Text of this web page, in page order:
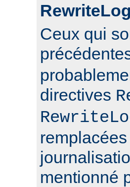
RewriteLog
Ceux qui
directives
mentionné